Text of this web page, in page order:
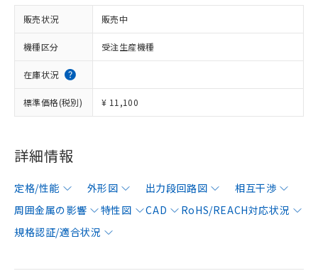
販売状況 販売中
機種区分 受注生産機種
在庫状況
標準価格(税別) ¥ 11,100
詳細情報
定格/性能 外形図 出力段回路図
相互干渉
周囲金属の影響
特性図 CAD
RoHS/REACH対応状況
規格認証/適合状況